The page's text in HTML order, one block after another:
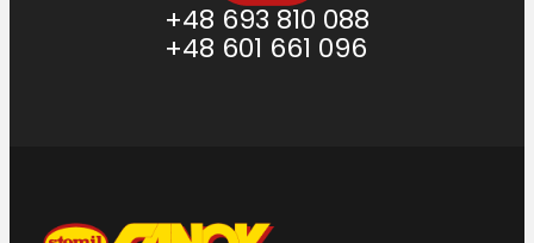
+48 693 810 088
+48 601 661 096